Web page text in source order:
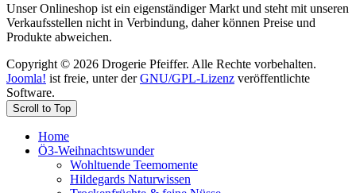
Unser Onlineshop ist ein eigenständiger Markt und steht mit unseren
Verkaufsstellen nicht in Verbindung, daher können Preise und
Produkte abweichen.
Copyright © 2026 Drogerie Pfeiffer. Alle Rechte vorbehalten.
Joomla! ist freie, unter derGNU/GPL-Lizenz veröffentlichte
Software.
Scroll to Top
Home
Ö3-Weihnachtswunder
Wohltuende Teemomente
Hildegards Naturwissen